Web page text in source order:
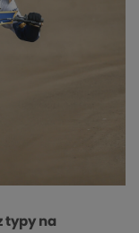
typy na